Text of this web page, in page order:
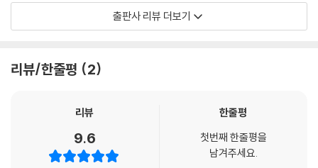
한다고 주장한다. 즉 그녀는 ‘국가 없음’이 한 국가의 권력이 미치지 않는
곳으로의 단순한 일탈이 아니라, 권력이 적극적으로 특정한 이들을 배제함
도상국 거주자들의 현실에 주목한다. 국가가 인간다운 삶을 위해 필수적으
서조차 국가 없는 이들이 양산되고 있다고 본 것이다. 그러나 아렌트와 아
냥 암담하지만은 않다. 버틀러가 눈 밝게 주목했듯 캘리포니아에서 자신의
권리를 주장하며 스페인어로 미국 국가를 불렀던 ‘불법체류자’들의 노래
출판사 리뷰 더보기
리뷰/한줄평 2
리뷰
9.6
한줄평
첫번째 한줄평을
남겨주세요.